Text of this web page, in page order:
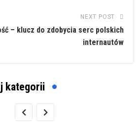
NEXT POST
– klucz do zdobycia serc polskich
internautów
kategorii